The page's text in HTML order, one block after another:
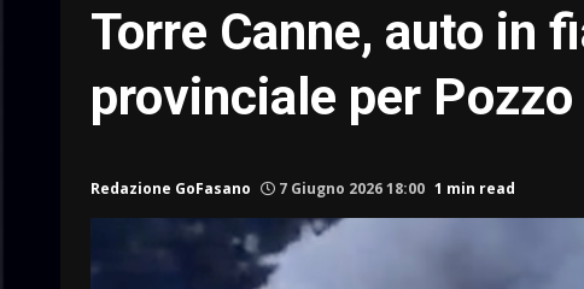
Torre Canne, auto in
provinciale per Pozzo
Redazione GoFasano 7 Giugno 2026 18:00 1 min read